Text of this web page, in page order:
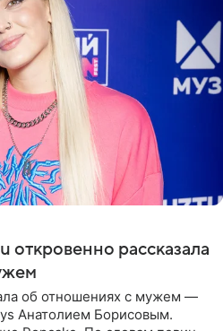
откровенно рассказала
об отношениях с мужем —
Анатолием Борисовым.